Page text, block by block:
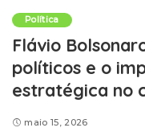
Política
Flávio
políticos e o
estratégica no
maio 15, 2026